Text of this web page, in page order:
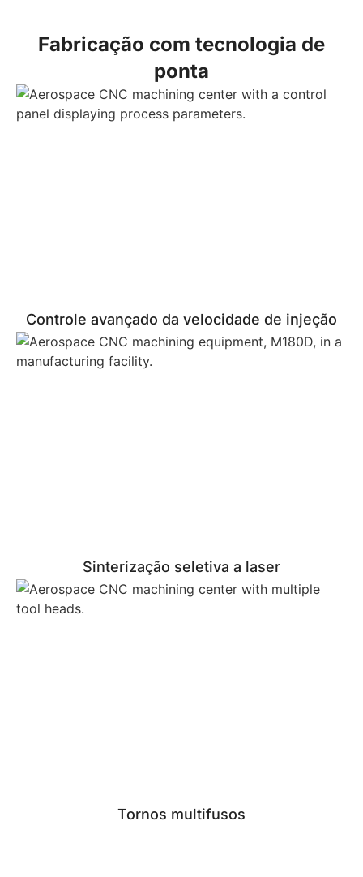
Fabricação com tecnologia de
ponta
Controle avançado da velocidade de injeção
Sinterização seletiva a laser
Tornos multifusos